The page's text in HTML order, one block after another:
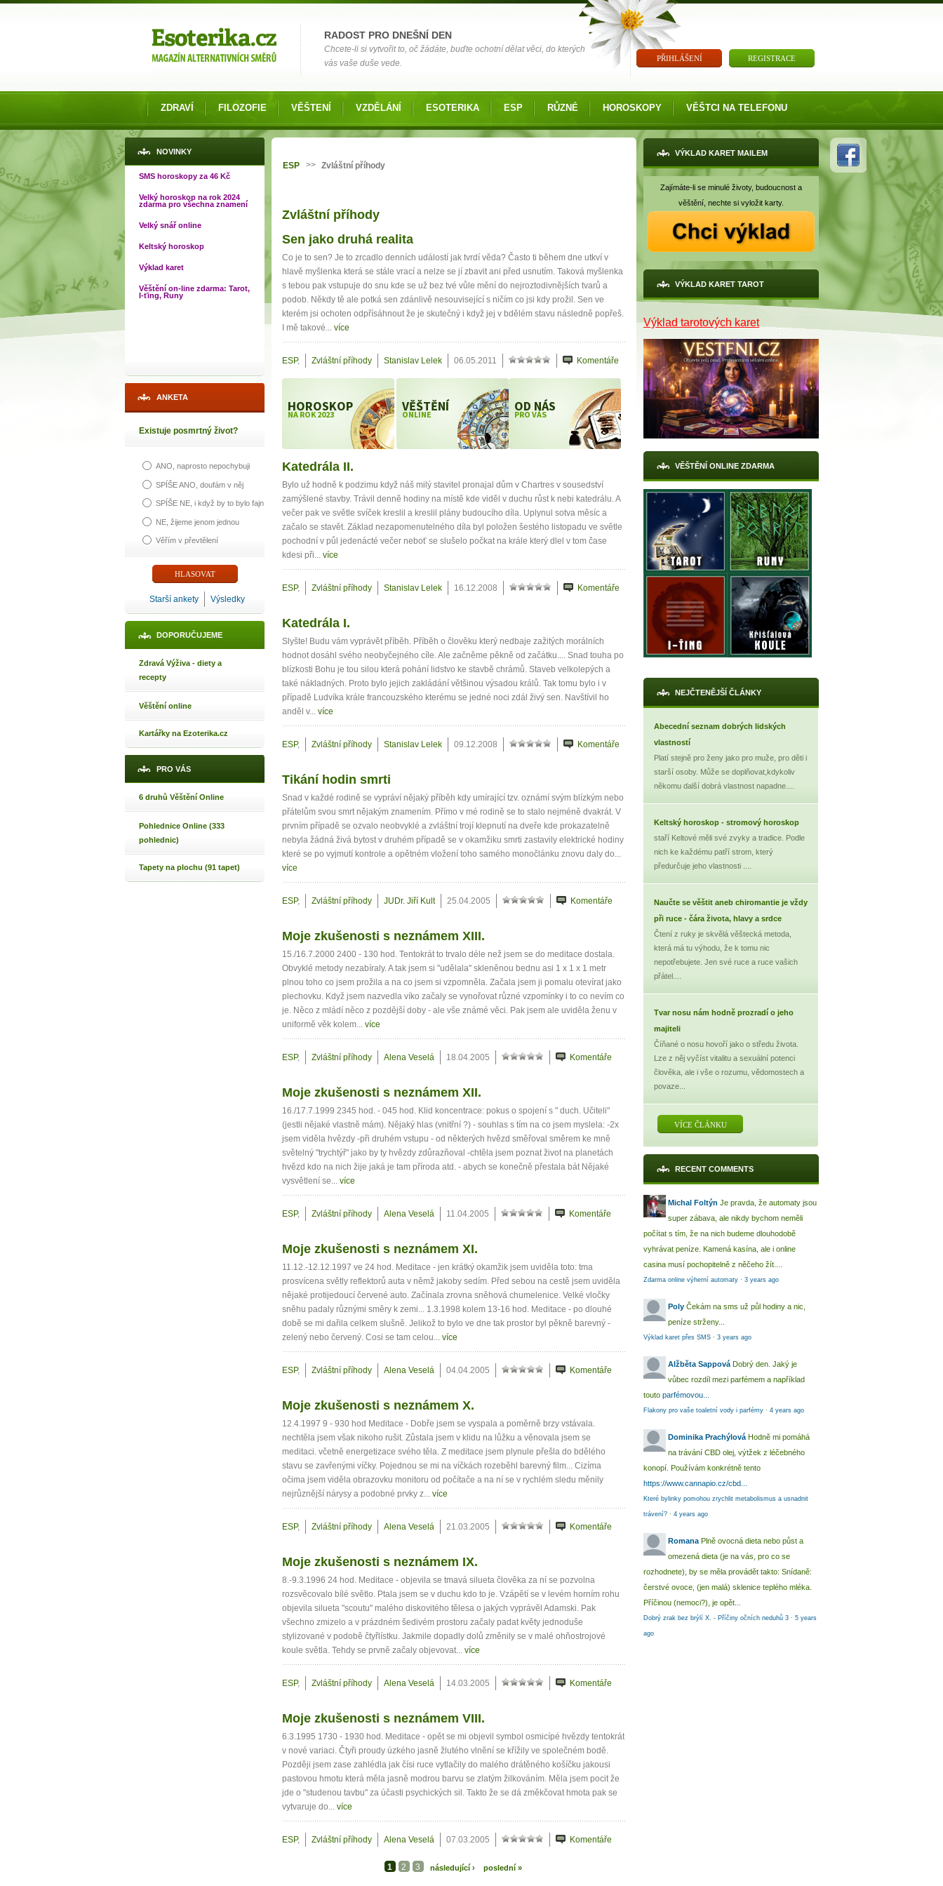
RADOST PRO DNEŠNÍ DEN
Chcete-li si vytvořit to, oč žádáte, buďte ochotní dělat věci, do kterých
vás vaše duše vede.
PŘIHLÁŠENÍ REGISTRACE
ZDRAVÍ FILOZOFIE VĚŠTENÍ VZDĚLÁNÍ ESOTERIKA ESP RŮZNÉ HOROSKOPY VĚŠTCI NA TELEFONU
NOVINKY
SMS horoskopy za 46 Kč
Velký horoskop na rok 2024
zdarma pro všechna znamení
Velký snář online
Keltský horoskop
Výklad karet
Věštění on-line zdarma: Tarot,
I-ťing, Runy
ANKETA
Existuje posmrtný život?
ANO, naprosto nepochybuji
SPÍŠE ANO, doufám v něj
SPÍŠE NE, i když by to bylo fajn
NE, žijeme jenom jednou
Věřím v převtělení
Starší ankety Výsledky
DOPORUČUJEME
Zdravá Výživa - diety a
recepty
Věštění online
Kartářky na Ezoterika.cz
PRO VÁS
6 druhů Věštění Online
Pohlednice Online (333
pohlednic)
Tapety na plochu (91 tapet)
ESP >> Zvláštní příhody
Zvláštní příhody
Sen jako druhá realita
Co je to sen? Je to zrcadlo denních událostí jak tvrdí věda? Často ti během dne utkví v
hlavě myšlenka která se stále vrací a nelze se jí zbavit ani před usnutím. Taková myšlenka
s tebou pak vstupuje do snu kde se už bez tvé vůle mění do nejroztodivnějších tvarů a
podob. Někdy tě ale potká sen zdánlivě nesouvisející s ničím co jsi kdy prožil. Sen ve
kterém jsi ochoten odpřísáhnout že je skutečný i když jej v bdělém stavu následně popřeš.
I mě takové... více
ESP, Zvláštní příhody Stanislav Lelek 06.05.2011 Komentáře
HOROSKOP
NA ROK 2023
VĚŠTĚNÍ
ONLINE
OD NÁS
PRO VÁS
Katedrála II.
Bylo už hodně k podzimu když náš milý stavitel pronajal dům v Chartres v sousedství
zamýšlené stavby. Trávil denně hodiny na místě kde viděl v duchu růst k nebi katedrálu. A
večer pak ve světle svíček kreslil a kreslil plány budoucího díla. Uplynul sotva měsíc a
začalo se stavět. Základ nezapomenutelného díla byl položen šestého listopadu ve světle
pochodní v půl jedenácté večer neboť se slušelo počkat na krále který dlel v tom čase
kdesi při... více
ESP, Zvláštní příhody Stanislav Lelek 16.12.2008 Komentáře
Katedrála I.
Slyšte! Budu vám vyprávět příběh. Příběh o člověku který nedbaje zažitých morálních
hodnot dosáhl svého neobyčejného cíle. Ale začněme pěkně od začátku.... Snad touha po
blízkosti Bohu je tou silou která pohání lidstvo ke stavbě chrámů. Staveb velkolepých a
také nákladných. Proto bylo jejich zakládání většinou výsadou králů. Tak tomu bylo i v
případě Ludvíka krále francouzského kterému se jedné noci zdál živý sen. Navštívil ho
anděl v... více
ESP, Zvláštní příhody Stanislav Lelek 09.12.2008 Komentáře
Tikání hodin smrti
Snad v každé rodině se vypráví nějaký příběh kdy umírající tzv. oznámí svým blízkým nebo
přátelům svou smrt nějakým znamením. Přímo v mé rodině se to stalo nejméně dvakrát. V
prvním případě se ozvalo neobvyklé a zvláštní trojí klepnutí na dveře kde prokazatelně
nebyla žádná živá bytost v druhém případě se v okamžiku smrti zastavily elektrické hodiny
které se po vyjmutí kontrole a opětném vložení toho samého monočlánku znovu daly do...
více
ESP, Zvláštní příhody JUDr. Jiří Kult 25.04.2005 Komentáře
Moje zkušenosti s neznámem XIII.
15./16.7.2000 2400 - 130 hod. Tentokrát to trvalo déle než jsem se do meditace dostala.
Obvyklé metody nezabíraly. A tak jsem si "udělala" skleněnou bednu asi 1 x 1 x 1 metr
plnou toho co jsem prožila a na co jsem si vzpomněla. Začala jsem ji pomalu otevírat jako
plechovku. Když jsem nazvedla víko začaly se vynořovat různé vzpomínky i to co nevím co
je. Něco z mládí něco z pozdější doby - ale vše známé věci. Pak jsem ale uviděla ženu v
uniformě věk kolem... více
ESP, Zvláštní příhody Alena Veselá 18.04.2005 Komentáře
Moje zkušenosti s neznámem XII.
16./17.7.1999 2345 hod. - 045 hod. Klid koncentrace: pokus o spojení s " duch. Učiteli"
(jestli nějaké vlastně mám). Nějaký hlas (vnitřní ?) - souhlas s tím na co jsem myslela: -2x
jsem viděla hvězdy -při druhém vstupu - od některých hvězd směřoval směrem ke mně
světelný "trychtýř" jako by ty hvězdy zdůrazňoval -chtěla jsem poznat život na planetách
hvězd kdo na nich žije jaká je tam příroda atd. - abych se konečně přestala bát Nějaké
vysvětlení se... více
ESP, Zvláštní příhody Alena Veselá 11.04.2005 Komentáře
Moje zkušenosti s neznámem XI.
11.12.-12.12.1997 ve 24 hod. Meditace - jen krátký okamžik jsem uviděla toto: tma
prosvícena světly reflektorů auta v němž jakoby sedím. Před sebou na cestě jsem uviděla
nějaké protijedoucí červené auto. Začínala zrovna sněhová chumelenice. Velké vločky
sněhu padaly různými směry k zemi... 1.3.1998 kolem 13-16 hod. Meditace - po dlouhé
době se mi dařila celkem slušně. Jelikož to bylo ve dne tak prostor byl pěkně barevný -
zelený nebo červený. Cosi se tam celou... více
ESP, Zvláštní příhody Alena Veselá 04.04.2005 Komentáře
Moje zkušenosti s neznámem X.
12.4.1997 9 - 930 hod Meditace - Dobře jsem se vyspala a poměrně brzy vstávala.
nechtěla jsem však nikoho rušit. Zůstala jsem v klidu na lůžku a věnovala jsem se
meditaci. včetně energetizace svého těla. Z meditace jsem plynule přešla do bdělého
stavu se zavřenými víčky. Pojednou se mi na víčkách rozeběhl barevný film... Cizíma
očima jsem viděla obrazovku monitoru od počítače a na ní se v rychlém sledu měnily
nejrůznější nárysy a podobné prvky z... více
ESP, Zvláštní příhody Alena Veselá 21.03.2005 Komentáře
Moje zkušenosti s neznámem IX.
8.-9.3.1996 24 hod. Meditace - objevila se tmavá silueta člověka za ní se pozvolna
rozsvěcovalo bílé světlo. Ptala jsem se v duchu kdo to je. Vzápětí se v levém horním rohu
objevila silueta "scoutu" malého diskovitého tělesa o jakých vyprávěl Adamski. Pak
všechno zmizelo a v prázdném šedivém prostoru začaly padat květy jednoduše
stylizované v podobě čtyřlístku. Jakmile dopadly dolů změnily se v malé ohňostrojové
koule světla. Tehdy se prvně začaly objevovat... více
ESP, Zvláštní příhody Alena Veselá 14.03.2005 Komentáře
Moje zkušenosti s neznámem VIII.
6.3.1995 1730 - 1930 hod. Meditace - opět se mi objevil symbol osmicípé hvězdy tentokrát
v nové variaci. Čtyři proudy úzkého jasně žlutého vlnění se křížily ve společném bodě.
Později jsem zase zahlédla jak čísi ruce vytlačily do malého drátěného košíčku jakousi
pastovou hmotu která měla jasně modrou barvu se zlatým žilkováním. Měla jsem pocit že
jde o "studenou tavbu" za účasti psychických sil. Takto že se dá změkčovat hmota pak se
vytvaruje do... více
ESP, Zvláštní příhody Alena Veselá 07.03.2005 Komentáře
1 2 3 následující › poslední »
VÝKLAD KARET MAILEM
Zajímáte-li se minulé životy, budoucnost a
věštění, nechte si vyložit karty.
VÝKLAD KARET TAROT
Výklad tarotových karet
VĚŠTĚNÍ ONLINE ZDARMA
NEJČTENĚJŠÍ ČLÁNKY
Abecední seznam dobrých lidských
vlastností
Platí stejně pro ženy jako pro muže, pro děti i
starší osoby. Může se doplňovat,kdykoliv
někomu další dobrá vlastnost napadne....
Keltský horoskop - stromový horoskop
staří Keltové měli své zvyky a tradice. Podle
nich ke každému patří strom, který
předurčuje jeho vlastnosti ....
Naučte se věštit aneb chiromantie je vždy
při ruce - čára života, hlavy a srdce
Čtení z ruky je skvělá věštecká metoda,
která má tu výhodu, že k tomu nic
nepotřebujete. Jen své ruce a ruce vašich
přátel....
Tvar nosu nám hodně prozradí o jeho
majiteli
Číňané o nosu hovoří jako o středu života.
Lze z něj vyčíst vitalitu a sexuální potenci
člověka, ale i vše o rozumu, vědomostech a
povaze...
VÍCE ČLÁNKU
RECENT COMMENTS
Michal Foltýn Je pravda, že automaty jsou
super zábava, ale nikdy bychom neměli
počítat s tím, že na nich budeme dlouhodobě
vyhrávat peníze. Kamená kasína, ale i online
casina musí pochopitelně z něčeho žít....
Zdarma online výherní automaty · 3 years ago
Poly Čekám na sms už půl hodiny a nic,
peníze strženy...
Výklad karet přes SMS · 3 years ago
Alžběta Sappová Dobrý den. Jaký je
vůbec rozdíl mezi parfémem a například
touto parfémovou...
Flakony pro vaše toaletní vody i parfémy · 4 years ago
Dominika Prachýlová Hodně mi pomáhá
na trávání CBD olej, výtžek z léčebného
konopí. Používám konkrétně tento
https://www.cannapio.cz/cbd...
Které bylinky pomohou zrychlit metabolismus a usnadnit
trávení? · 4 years ago
Romana Plně ovocná dieta nebo půst a
omezená dieta (je na vás, pro co se
rozhodnete), by se měla provádět takto: Snídaně:
čerstvé ovoce, (jen malá) sklenice teplého mléka.
Příčinou (nemoci?), je opět...
Dobrý zrak bez brýlí X. - Příčiny očních neduhů 3 · 5 years
ago